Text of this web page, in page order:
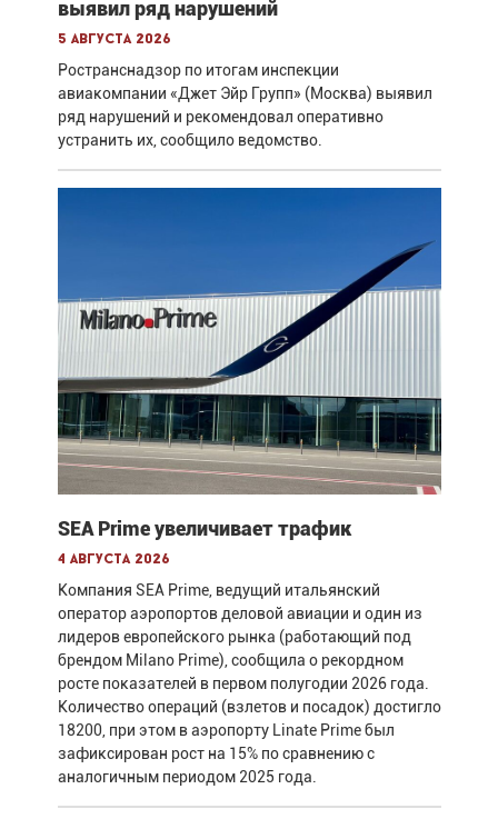
выявил ряд нарушений
5 августа 2026
Ространснадзор по итогам инспекции
авиакомпании «Джет Эйр Групп» (Москва) выявил
ряд нарушений и рекомендовал оперативно
устранить их, сообщило ведомство.
SEA Prime увеличивает трафик
4 августа 2026
Компания SEA Prime, ведущий итальянский
оператор аэропортов деловой авиации и один из
лидеров европейского рынка (работающий под
брендом Milano Prime), сообщила о рекордном
росте показателей в первом полугодии 2026 года.
Количество операций (взлетов и посадок) достигло
18200, при этом в аэропорту Linate Prime был
зафиксирован рост на 15% по сравнению с
аналогичным периодом 2025 года.